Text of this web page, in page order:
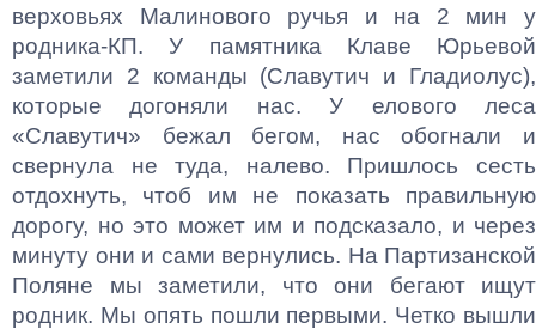
верховьях Малинового ручья и на 2 мин у
родника-КП. У памятника Клаве Юрьевой
заметили 2 команды (Славутич и Гладиолус),
которые догоняли нас. У елового леса
«Славутич» бежал бегом, нас обогнали и
свернула не туда, налево. Пришлось сесть
отдохнуть, чтоб им не показать правильную
дорогу, но это может им и подсказало, и через
минуту они и сами вернулись. На Партизанской
Поляне мы заметили, что они бегают ищут
родник. Мы опять пошли первыми. Четко вышли